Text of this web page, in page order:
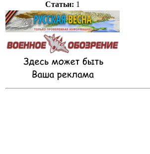
Статьи: 1